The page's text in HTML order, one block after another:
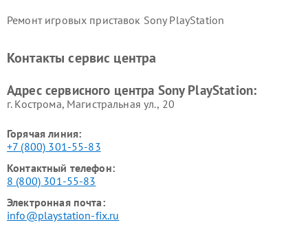
Ремонт игровых приставок Sony PlayStation
Контакты сервис центра
Адрес сервисного центра Sony PlayStation:
г. Кострома, Магистральная ул., 20
Горячая линия:
+7 (800) 301-55-83
Контактный телефон:
8 (800) 301-55-83
Электронная почта:
info@playstation-fix.ru